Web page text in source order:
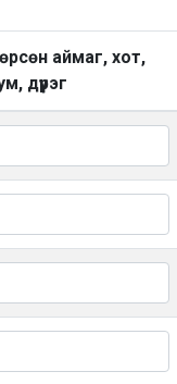
аймаг, хот,
дүүрэг